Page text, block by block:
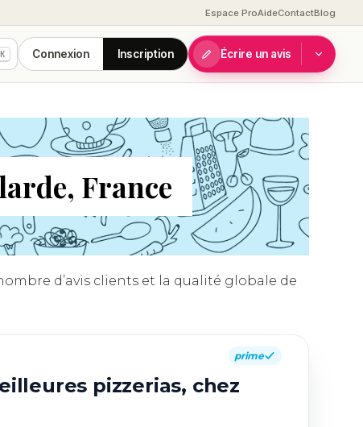
Espace ProAideContactBlog
K Connexion Inscription Écrire un avis
France
d’avis clients et la qualité globale de
prime
pizzerias, chez